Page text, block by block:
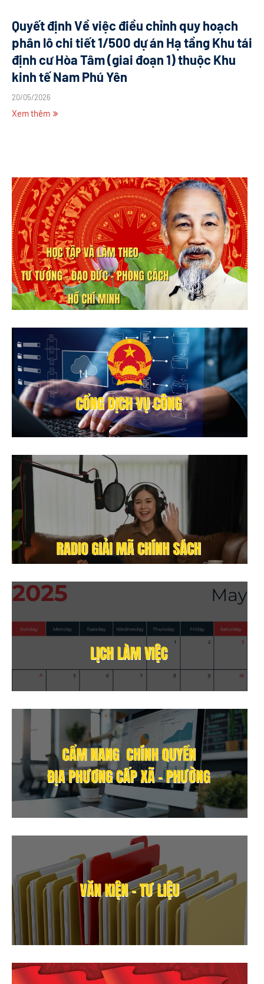
Quyết định Về việc điều chỉnh quy hoạch
phân lô chi tiết 1/500 dự án Hạ tầng Khu tái
định cư Hòa Tâm (giai đoạn 1) thuộc Khu
kinh tế Nam Phú Yên
20/05/2026
Xem thêm